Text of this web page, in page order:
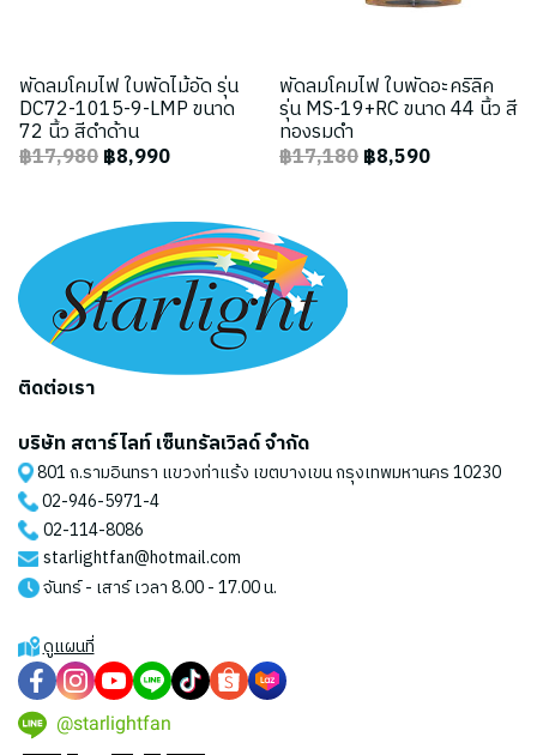
พัดลมโคมไฟ ใบพัดไม้อัด รุ่น
DC72-1015-9-LMP ขนาด
72 นิ้ว สีดำด้าน
฿17,980฿8,990
พัดลมโคมไฟ ใบพัดอะคริลิค
รุ่น MS-19+RC ขนาด 44 นิ้ว สี
ทองรมดำ
฿17,180฿8,590
ติดต่อเรา
บริษัท สตาร์ไลท์ เซ็นทรัลเวิลด์ จำกัด
801 ถ.รามอินทรา แขวงท่าแร้ง เขตบางเขน กรุงเทพมหานคร 10230
02-946-5971-4
02-114-8086
starlightfan@hotmail.com
จันทร์ - เสาร์ เวลา 8.00 - 17.00 น.
ดูแผนที่
@starlightfan